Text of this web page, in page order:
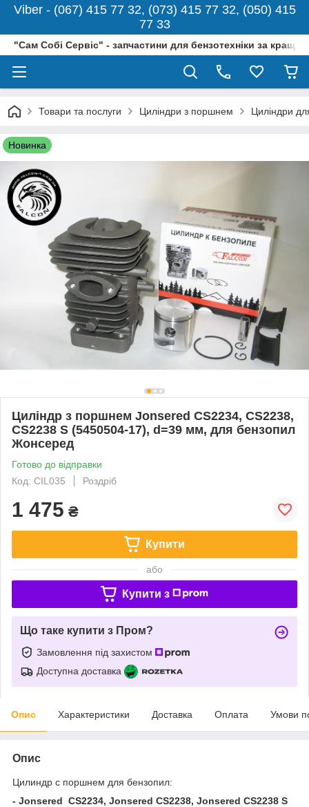
Viber - (067) 415 77 32, (073) 415 77 32, (050) 415
77 33
"Сам Собі Сервіс" - запчастини для бензотехніки за
Товари та послуги Циліндри з поршнем Циліндри
Новинка
Циліндр з поршнем Jonsered CS2234, CS2238,
CS2238 S (5450504-17), d=39 мм, для бензопил
Жонсеред
Готово до відправки
Код: CIL035
Роздріб
1 475 ₴
Купити
або
Купити з
Що таке купити з Пром?
Замовлення під захистом
Доступна доставка
Опис Характеристики Доставка Оплата Умови
Опис
Цилиндр с поршнем для бензопил:
- Jonsered CS2234, Jonsered CS2238, Jonsered CS2238 S